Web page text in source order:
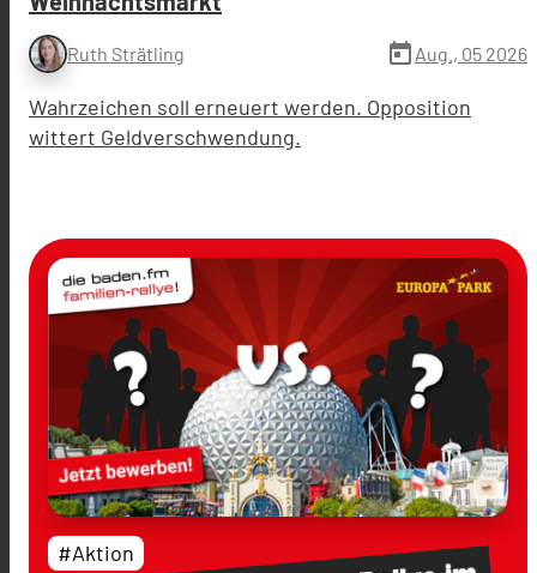
Ruth Strätling today Aug., 05 2026
Wahrzeichen soll erneuert werden. Opposition
wittert Geldverschwendung.
#Aktion